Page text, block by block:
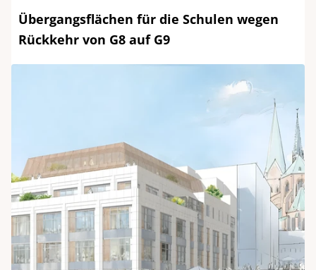
Übergangsflächen für die Schulen wegen
Rückkehr von G8 auf G9